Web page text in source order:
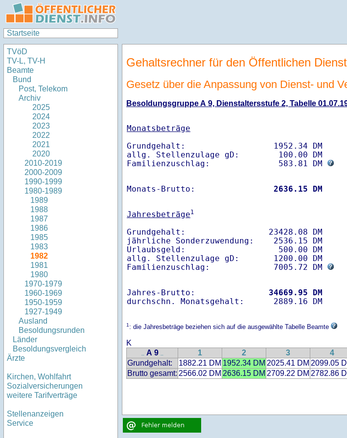
Startseite
TVöD
TV-L, TV-H
Beamte
Bund
Post, Telekom
Archiv
2025
2024
2023
2022
2021
2020
2010-2019
2000-2009
1990-1999
1980-1989
1989
1988
1987
1986
1985
1983
1982
1981
1980
1970-1979
1960-1969
1950-1959
1927-1949
Ausland
Besoldungsrunden
Länder
Besoldungsvergleich
Ärzte
Kirchen, Wohlfahrt
Sozialversicherungen
weitere Tarifverträge
Stellenanzeigen
Service
Gehaltsrechner für den Öffentlichen Dienst
Gesetz über die Anpassung von Dienst- und
Besoldungsgruppe A 9, Dienstaltersstufe 2, Tabelle
Monatsbeträge
Grundgehalt:                  1952.34 DM
allg. Stellenzulage gD:        100.00 DM
Familienzuschlag:              583.81 DM
Monats-Brutto: 2636.15 DM
Jahresbeträge1
Grundgehalt:                 23428.08 DM
jährliche Sonderzuwendung:    2536.15 DM
Urlaubsgeld:                   500.00 DM
allg. Stellenzulage gD:       1200.00 DM
Familienzuschlag:             7005.72 DM
Jahres-Brutto: 34669.95 DM
1: die Jahresbeträge beziehen sich auf die ausgewählte Tabelle Beamte
K
.. A 9 .. 1 2 3 4
Grundgehalt:
1882.21 DM 1952.34 DM 2025.41 DM 2099.05
Brutto gesamt: 2566.02 DM 2636.15 DM 2709.22 DM 2782.86